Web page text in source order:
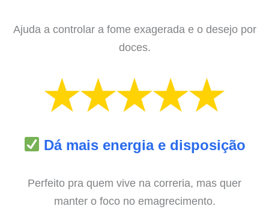
Ajuda a controlar a fome exagerada e o desejo por
doces.
Dá mais energia e disposição
Perfeito pra quem vive na correria, mas quer
manter o foco no emagrecimento.